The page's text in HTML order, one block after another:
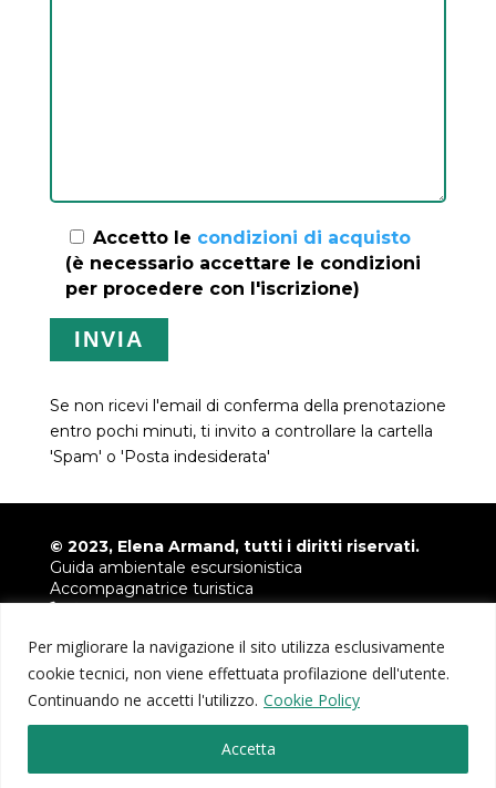
Per migliorare la navigazione il sito utilizza esclusivamente
cookie tecnici, non viene effettuata profilazione dell'utente.
Continuando ne accetti l'utilizzo. Cookie Policy
Accetta
Accetto le condizioni di acquisto
(è necessario accettare le condizioni
per procedere con l'iscrizione)
Se non ricevi l'email di conferma della prenotazione
entro pochi minuti, ti invito a controllare la cartella
'Spam' o 'Posta indesiderata'
© 2023, Elena Armand, tutti i diritti riservati.
Guida ambientale escursionistica
Accompagnatrice turistica
+39 349 6780421
P.IVA 04035230046
Fotografie fornite daPaolo Meitre Libertinie
Privacy e Cookie Policy